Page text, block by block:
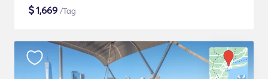
$1,669 /Tag